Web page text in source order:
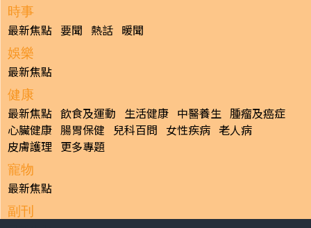
時事
最新焦點 要聞 熱話 暖聞
娛樂
最新焦點
健康
最新焦點 飲食及運動 生活健康 中醫養生 腫瘤及癌症
心臟健康 腸胃保健 兒科百問 女性疾病 老人病
皮膚護理 更多專題
寵物
最新焦點
副刊